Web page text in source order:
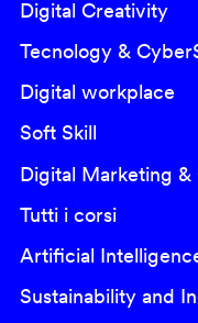
Digital Creativity
Tecnology &
Digital workplace
Soft Skill
Digital Marketing &
Tutti i corsi
Artificial
Sustainability and